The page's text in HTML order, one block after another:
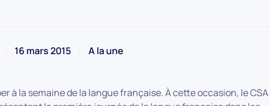
16 mars 2015 A la une
à la semaine de la langue française. À cette occasion, le CSA